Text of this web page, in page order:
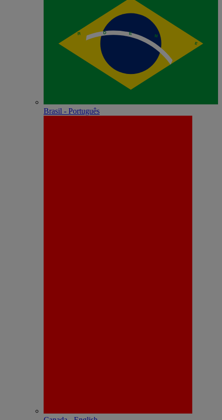
Brasil - Português